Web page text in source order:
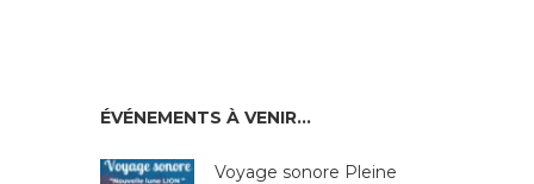
ÉVÉNEMENTS À VENIR…
Voyage sonore Pleine